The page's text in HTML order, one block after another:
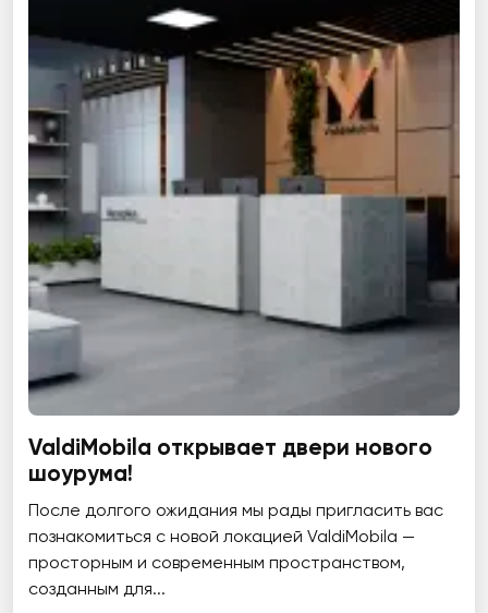
ValdiMobila открывает двери нового
шоурума!
После долгого ожидания мы рады пригласить вас
познакомиться с новой локацией ValdiMobila —
просторным и современным пространством,
созданным для...